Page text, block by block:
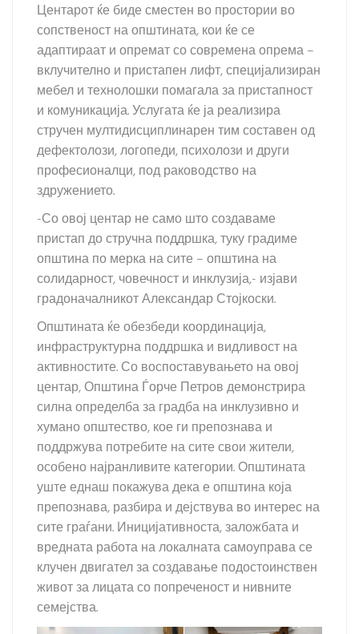
Центарот ќе биде сместен во простории во
сопственост на општината, кои ќе се
адаптираат и опремат со современа опрема –
вклучително и пристапен лифт, специјализиран
мебел и технолошки помагала за пристапност
и комуникација. Услугата ќе ја реализира
стручен мултидисциплинарен тим составен од
дефектолози, логопеди, психолози и други
професионалци, под раководство на
здружението.
-Со овој центар не само што создаваме
пристап до стручна поддршка, туку градиме
општина по мерка на сите – општина на
солидарност, човечност и инклузија,- изјави
градоначалникот Александар Стојкоски.
Општината ќе обезбеди координација,
инфраструктурна поддршка и видливост на
активностите. Со воспоставувањето на овој
центар, Општина Ѓорче Петров демонстрира
силна определба за градба на инклузивно и
хумано општество, кое ги препознава и
поддржува потребите на сите свои жители,
особено најранливите категории. Општината
уште еднаш покажува дека е општина која
препознава, разбира и дејствува во интерес на
сите граѓани. Иницијативноста, заложбата и
вредната работа на локалната самоуправа се
клучен двигател за создавање подостоинствен
живот за лицата со попреченост и нивните
семејства.